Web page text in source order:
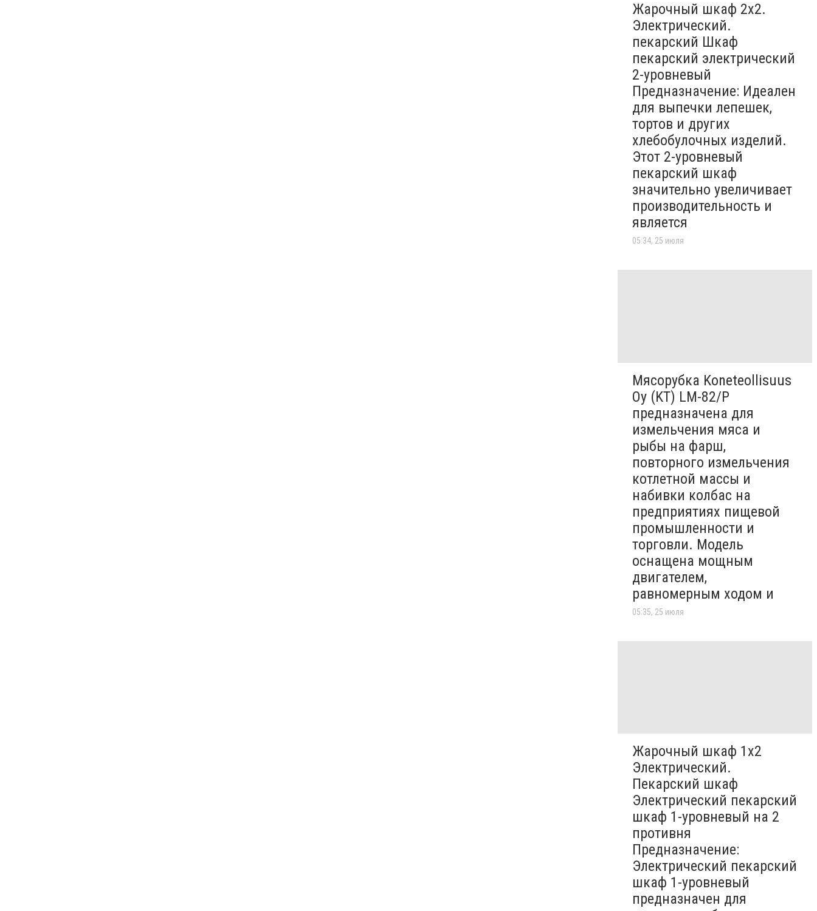
Жарочный шкаф 2х2.
Электрический.
пекарский Шкаф
пекарский электрический
2-уровневый
Предназначение: Идеален
для выпечки лепешек,
тортов и других
хлебобулочных изделий.
Этот 2-уровневый
пекарский шкаф
значительно увеличивает
производительность и
является
05:34, 25 июля
Мясорубка Koneteollisuus
Oy (KT)​ LM-82/P
предназначена для
измельчения мяса и
рыбы на фарш,
повторного измельчения
котлетной массы и
набивки колбас на
предприятиях пищевой
промышленности и
торговли. Модель
оснащена мощным
двигателем,
равномерным ходом и
05:35, 25 июля
Жарочный шкаф 1х2
Электрический.
Пекарский шкаф
Электрический пекарский
шкаф 1-уровневый на 2
противня
Предназначение:
Электрический пекарский
шкаф 1-уровневый
предназначен для